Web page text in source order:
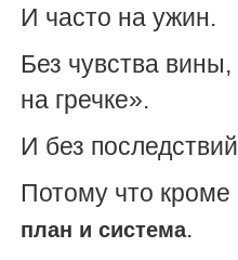
И часто на ужин.
Без чувства
на гречке».
И без
Потому что
план и система.